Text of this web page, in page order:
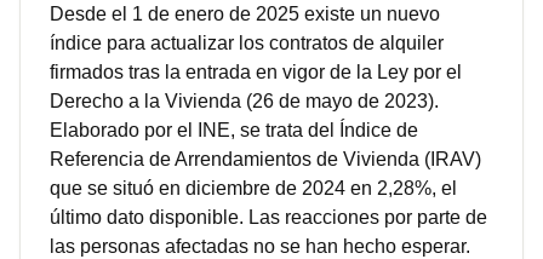
Desde el 1 de enero de 2025 existe un nuevo
índice para actualizar los contratos de alquiler
firmados tras la entrada en vigor de la Ley por el
Derecho a la Vivienda (26 de mayo de 2023).
Elaborado por el INE, se trata del Índice de
Referencia de Arrendamientos de Vivienda (IRAV)
que se situó en diciembre de 2024 en 2,28%, el
último dato disponible. Las reacciones por parte de
las personas afectadas no se han hecho esperar.